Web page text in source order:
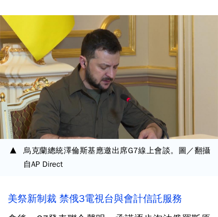
烏克蘭總統澤倫斯基應邀出席G7線上會談。圖／翻攝
自AP Direct
美祭新制裁 禁俄3電視台與會計信託服務